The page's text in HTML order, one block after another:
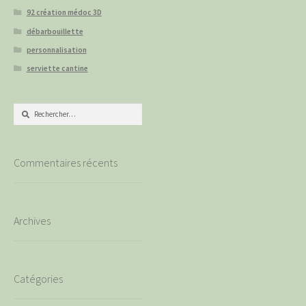
92 création médoc 3D
débarbouillette
personnalisation
serviette cantine
Commentaires récents
Archives
Catégories